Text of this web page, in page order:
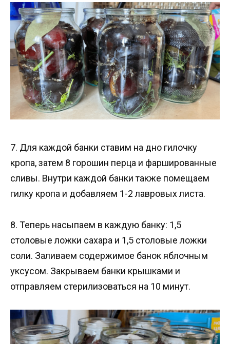
7. Для каждой банки ставим на дно гилочку
кропа, затем 8 горошин перца и фаршированные
сливы. Внутри каждой банки также помещаем
гилку кропа и добавляем 1-2 лавровых листа.
8. Теперь насыпаем в каждую банку: 1,5
столовые ложки сахара и 1,5 столовые ложки
соли. Заливаем содержимое банок яблочным
уксусом. Закрываем банки крышками и
отправляем стерилизоваться на 10 минут.